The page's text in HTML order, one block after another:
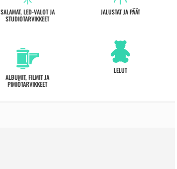
SALAMAT, LED-VALOT JA
STUDIOTARVIKKEET
ALBUMIT, FILMIT JA
PIMIÖTARVIKKEET
JALUSTAT JA PÄÄT
LELUT